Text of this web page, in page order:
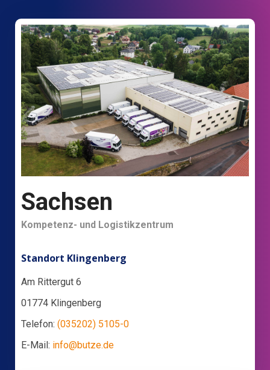
Sachsen
Kompetenz- und Logistikzentrum
Standort Klingenberg
Am Rittergut 6
01774 Klingenberg
Telefon: (035202) 5105-0
E-Mail: info@butze.de